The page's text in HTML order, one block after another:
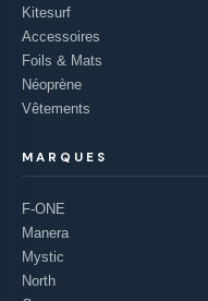
Kitesurf
Accessoires
Foils & Mats
Néoprène
Vêtements
MARQUES
F-ONE
Manera
Mystic
North